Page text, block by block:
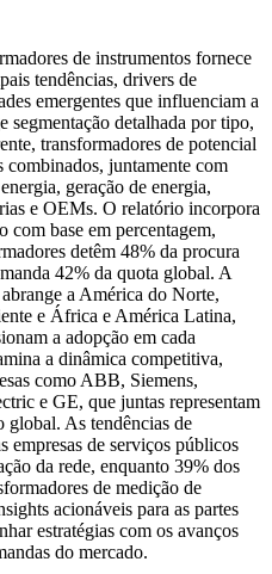
de instrumentos fornece
tendências, drivers de
emergentes que influenciam a
segmentação detalhada por tipo,
transformadores de potencial
combinados, juntamente com
geração de energia,
e OEMs. O relatório incorpora
com base em percentagem,
detêm 48% da procura
42% da quota global. A
a América do Norte,
e África e América Latina,
a adopção em cada
a dinâmica competitiva,
como ABB, Siemens,
e GE, que juntas representam
global. As tendências de
empresas de serviços públicos
da rede, enquanto 39% dos
de medição de
acionáveis ​​para as partes
estratégias com os avanços
do mercado.